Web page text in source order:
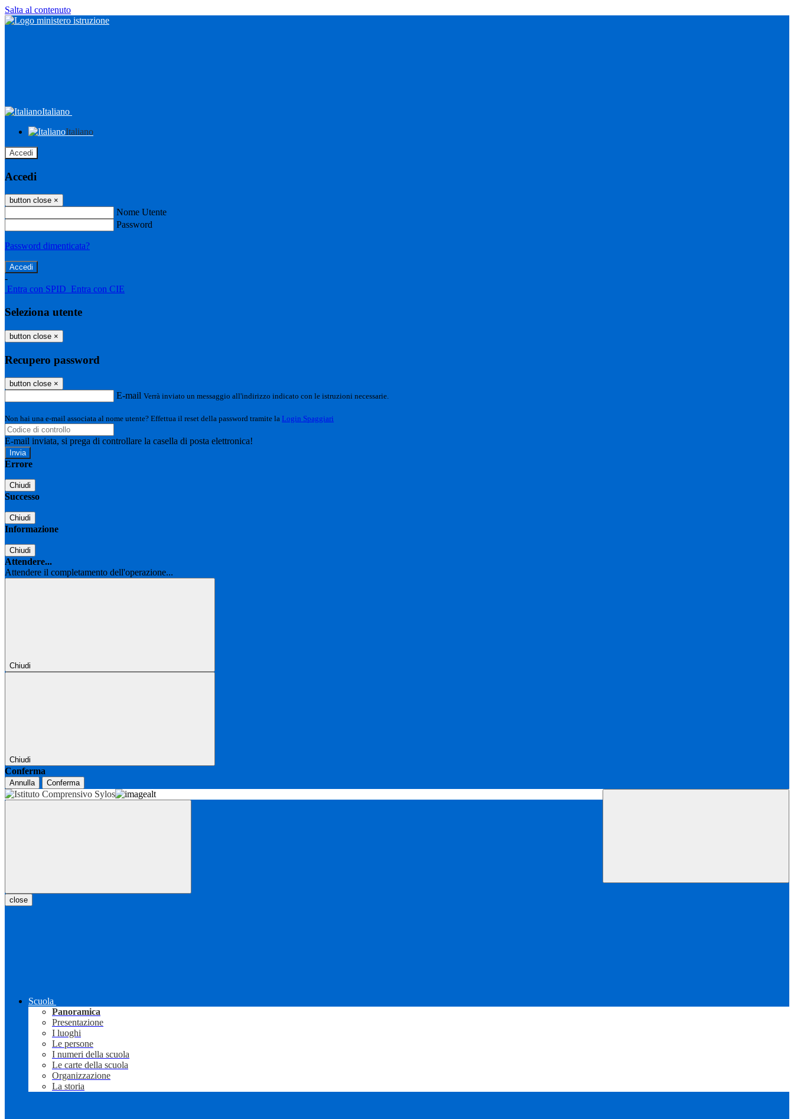
Salta al contenuto
Italiano
Italiano
Accedi
Accedi
button close ×
Nome Utente
Password
Password dimenticata?
-
Entra con SPID Entra con CIE
Seleziona utente
button close ×
Recupero password
button close ×
E-mail Verrà inviato un messaggio all'indirizzo indicato con le istruzioni necessarie.
Non hai una e-mail associata al nome utente? Effettua il reset della password tramite la Login Spaggiari
E-mail inviata, si prega di controllare la casella di posta elettronica!
Errore
Chiudi
Successo
Chiudi
Informazione
Chiudi
Attendere...
Attendere il completamento dell'operazione...
Chiudi
Chiudi
Conferma
Annulla Conferma
close
Scuola
Panoramica
Presentazione
I luoghi
Le persone
I numeri della scuola
Le carte della scuola
Organizzazione
La storia